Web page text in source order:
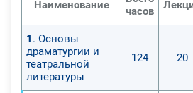
Наименование
часов
1 . Основы
драматургии и
театральной
литературы
124 20